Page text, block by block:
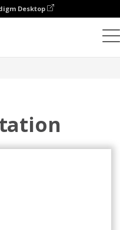
Desktop